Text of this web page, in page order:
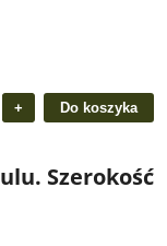
Szerokość